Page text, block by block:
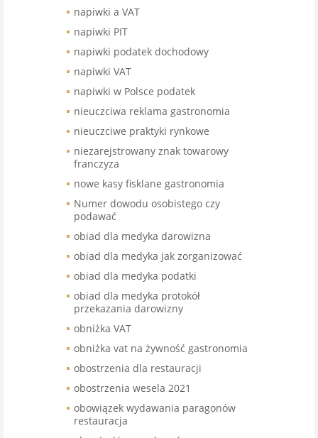
napiwki a VAT
napiwki PIT
napiwki podatek dochodowy
napiwki VAT
napiwki w Polsce podatek
nieuczciwa reklama gastronomia
nieuczciwe praktyki rynkowe
niezarejstrowany znak towarowy
franczyza
nowe kasy fisklane gastronomia
Numer dowodu osobistego czy
podawać
obiad dla medyka darowizna
obiad dla medyka jak zorganizować
obiad dla medyka podatki
obiad dla medyka protokół
przekazania darowizny
obniżka VAT
obniżka vat na żywność gastronomia
obostrzenia dla restauracji
obostrzenia wesela 2021
obowiązek wydawania paragonów
restauracja